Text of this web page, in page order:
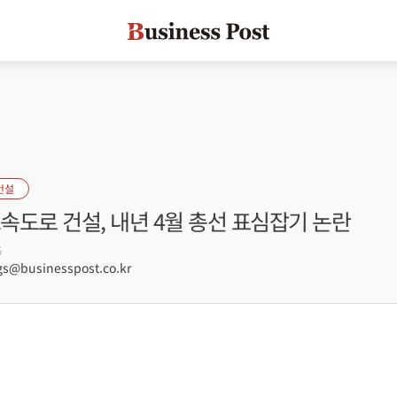
설
도로 건설, 내년 4월 총선 표심잡기 논란